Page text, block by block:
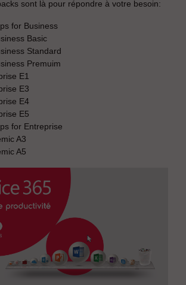
sont là pour répondre à votre besoin:
for Business
Basic
Standard
Premuim
E1
E3
E4
E5
for Entreprise
A3
A5